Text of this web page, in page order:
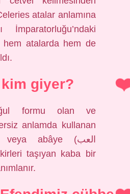
atalar anlamına
İmparatorluğu’ndaki
hem atalarda hem de
giyer?
formu olan ve
anlamda kullanan